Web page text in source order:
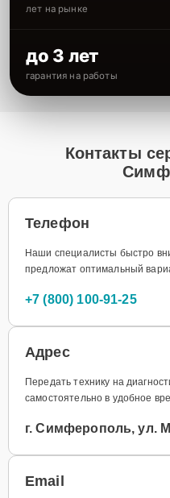
лет на рынке
до 3 лет
гарантия на работы
Контакты
Телефон
Наши специалисты быстро
предложат оптимальный
+7 (800) 100-91-25
Адрес
Передать технику на
самостоятельно в удобное
г. Симферополь, ул.
Email